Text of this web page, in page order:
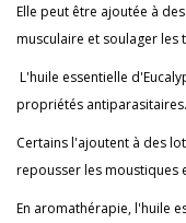
Elle peut être ajoutée à
musculaire et soulager les
L'huile essentielle
propriétés antiparasitaires.
Certains l'ajoutent à des
repousser les moustiques
En aromathérapie, l'huile